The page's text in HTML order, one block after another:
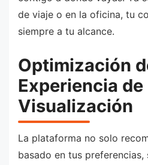
de viaje o en la oficina, tu
siempre a tu alcance.
Optimización
Experiencia de
Visualización
La plataforma no solo
basado en tus